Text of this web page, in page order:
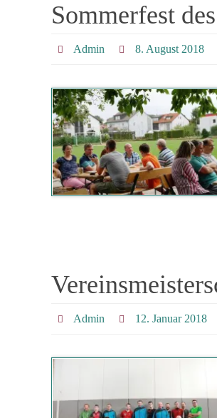
Sommerfest
Admin 8. August 2018
Admin 12. Januar 2018